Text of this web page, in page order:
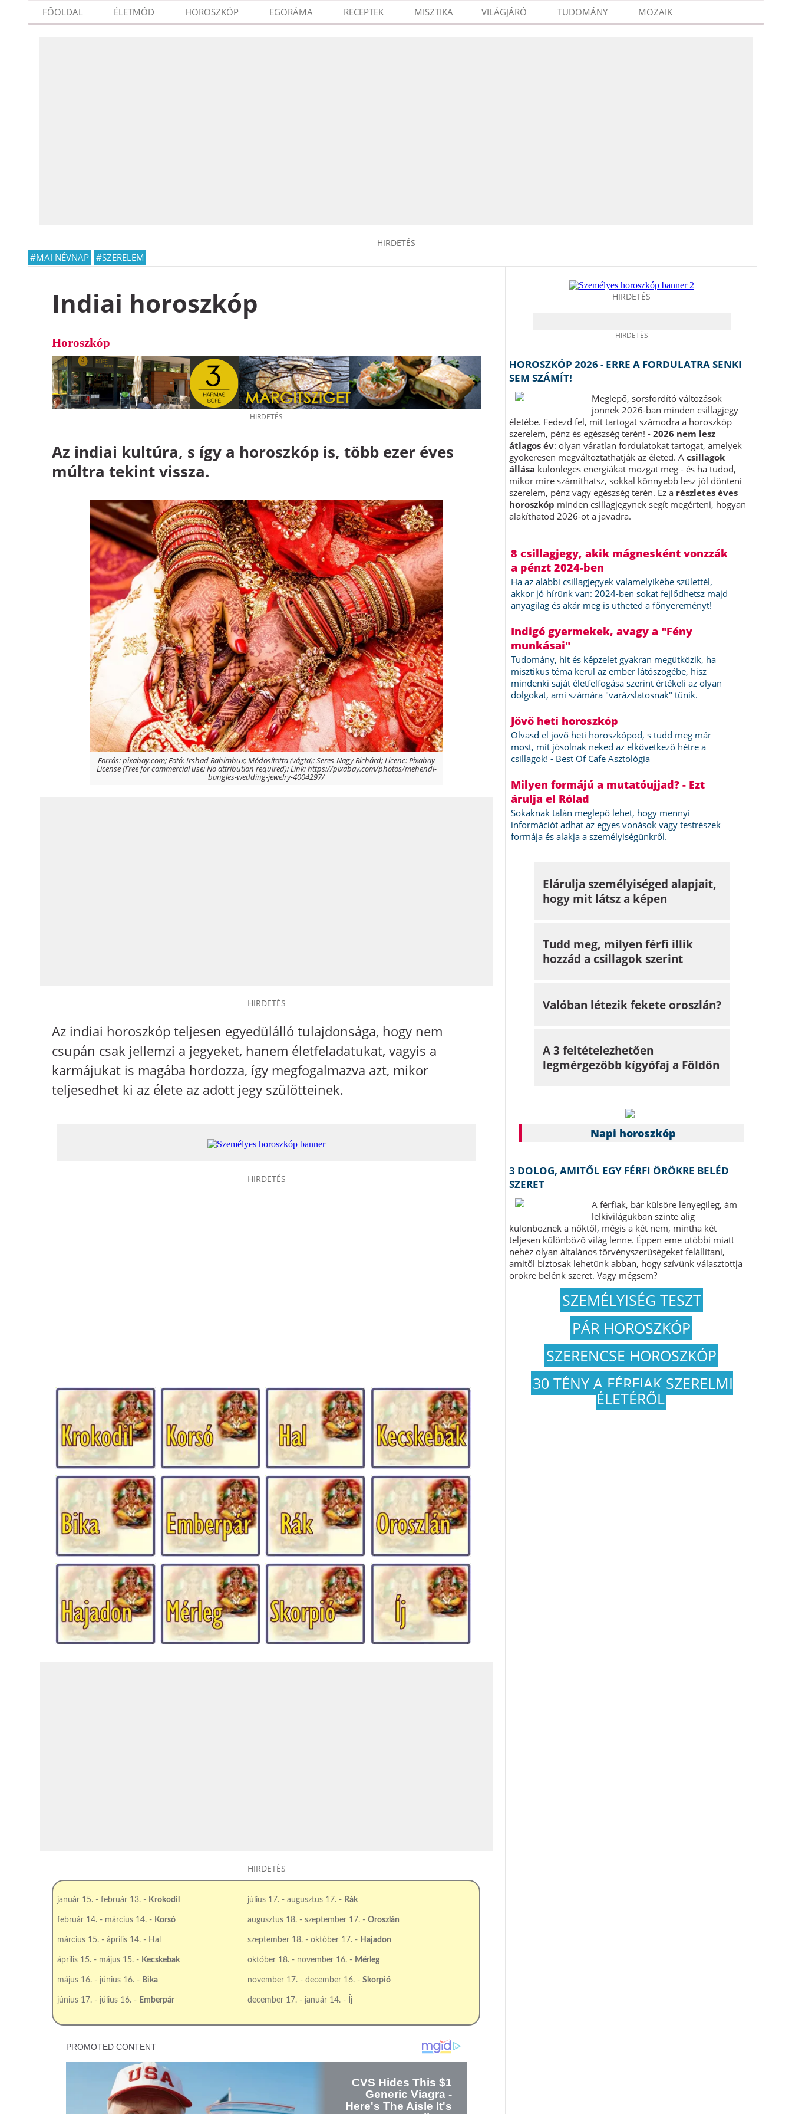
FŐOLDAL ÉLETMÓD HOROSZKÓP EGORÁMA RECEPTEK MISZTIKA VILÁGJÁRÓ TUDOMÁNY MOZAIK
HIRDETÉS
Indiai horoszkóp
Horoszkóp
Az indiai kultúra, s így a horoszkóp is, több ezer éves
múltra tekint vissza.
Forrás: pixabay.com; Fotó: Irshad Rahimbux; Módosította (vágta): Seres-Nagy Richárd; Licenc: Pixabay
License (Free for commercial use; No attribution required); Link: https://pixabay.com/photos/mehendi-
bangles-wedding-jewelry-4004297/
HIRDETÉS
Az indiai horoszkóp teljesen egyedülálló tulajdonsága, hogy nem
csupán csak jellemzi a jegyeket, hanem életfeladatukat, vagyis a
karmájukat is magába hordozza, így megfogalmazva azt, mikor
teljesedhet ki az élete az adott jegy szülötteinek.
HIRDETÉS
január 15. - február 13. - Krokodil
február 14. - március 14. - Korsó
március 15. - április 14. - Hal
április 15. - május 15. - Kecskebak
május 16. - június 16. - Bika
június 17. - július 16. - Emberpár
július 17. - augusztus 17. - Rák
augusztus 18. - szeptember 17. -Oroszlán
szeptember 18. - október 17. - Hajadon
október 18. - november 16. - Mérleg
november 17. - december 16. -Skorpió
december 17. - január 14. - Íj